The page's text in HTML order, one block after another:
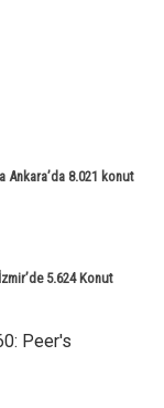
Ankara’da 8.021 konut
5.624 Konut
Peer's